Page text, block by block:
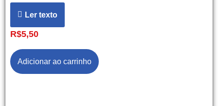
Ler texto
R$5,50
Adicionar ao carrinho